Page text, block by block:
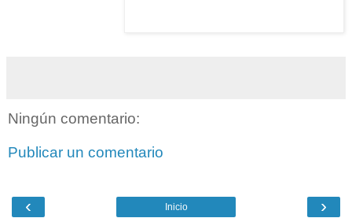
Ningún comentario:
Publicar un comentario
‹ ›
Inicio